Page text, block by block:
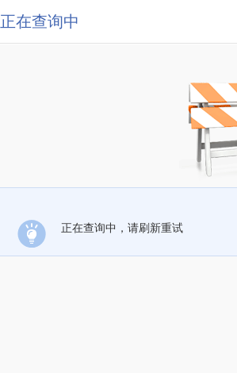
正在查询中
正在查询中，请刷新重试